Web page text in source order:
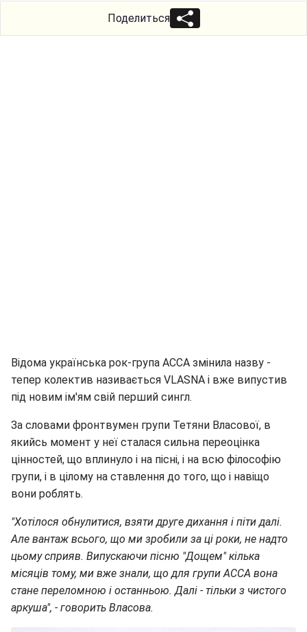
Поделиться
Відома українська рок-група АССА змінила назву -
тепер колектив називається VLASNA і вже випустив
під новим ім'ям свій перший сингл.
За словами фронтвумен групи Тетяни Власової, в
якийсь момент у неї сталася сильна переоцінка
цінностей, що вплинуло і на пісні, і на всю філософію
групи, і в цілому на ставлення до того, що і навіщо
вони роблять.
"Хотілося обнулитися, взяти друге дихання і піти далі.
Але вантаж всього, що ми зробили за ці роки, не надто
цьому сприяв. Випускаючи пісню "Дощем" кілька
місяців тому, ми вже знали, що для групи АССА вона
стане переломною і останньою. Далі - тільки з чистого
аркуша", - говорить Власова.